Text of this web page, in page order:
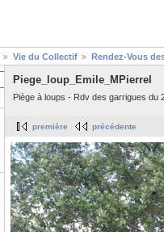
Vie du Collectif Rendez-Vous
Piege_loup_Emile_MPierrel
Piège à loups - Rdv des garrigues du
première précédente